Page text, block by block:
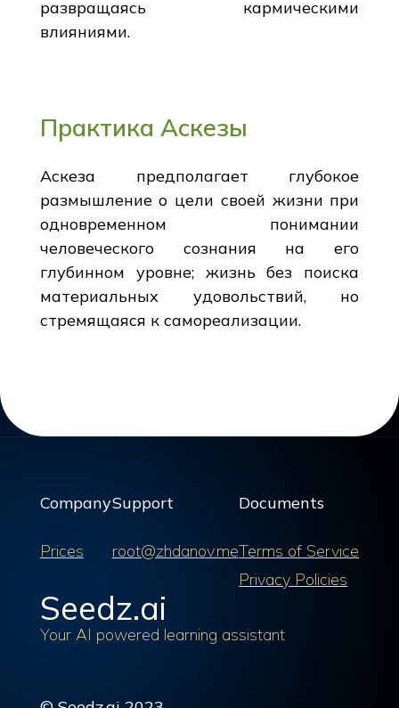
развращаясь кармическими
влияниями.
Практика Аскезы
Аскеза предполагает глубокое
размышление о цели своей жизни при
одновременном понимании
человеческого сознания на его
глубинном уровне; жизнь без поиска
материальных удовольствий, но
стремящаяся к самореализации.
Company
Prices
Support
root@zhdanov.me
Documents
Terms of Service
Privacy Policies
Seedz.ai
Your AI powered learning assistant